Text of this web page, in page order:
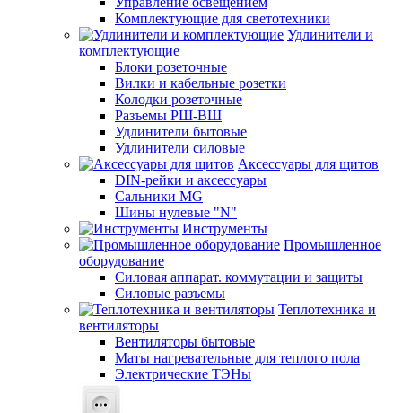
Комплектующие для светотехники
Удлинители и
комплектующие
Блоки розеточные
Вилки и кабельные розетки
Колодки розеточные
Разъемы РШ-ВШ
Удлинители бытовые
Удлинители силовые
Аксессуары для щитов
DIN-рейки и аксессуары
Сальники MG
Шины нулевые "N"
Инструменты
Промышленное
оборудование
Силовая аппарат. коммутации и защиты
Силовые разъемы
Теплотехника и
вентиляторы
Вентиляторы бытовые
Маты нагревательные для теплого пола
Электрические ТЭНы